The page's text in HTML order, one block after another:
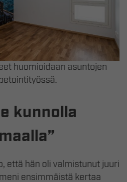
huomioidaan asuntojen
kunnolla
että hän oli valmistunut juuri
ensimmäistä kertaa